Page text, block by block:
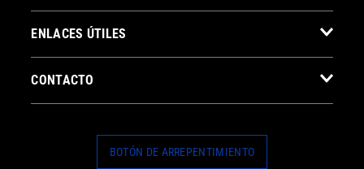
ENLACES ÚTILES
CONTACTO
BOTÓN DE ARREPENTIMIENTO